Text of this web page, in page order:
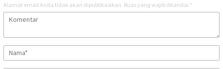
Alamat email Anda tidak akan dipublikasikan. Ruas yang wajib ditandai *